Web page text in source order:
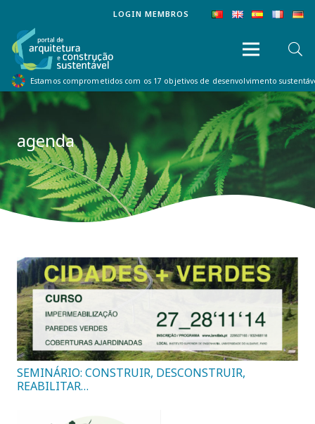
LOGIN MEMBROS
Estamos comprometidos com os 17 objetivos de desenvolvimento
agenda
SEMINÁRIO: CONSTRUIR, DESCONSTRUIR,
REABILITAR…